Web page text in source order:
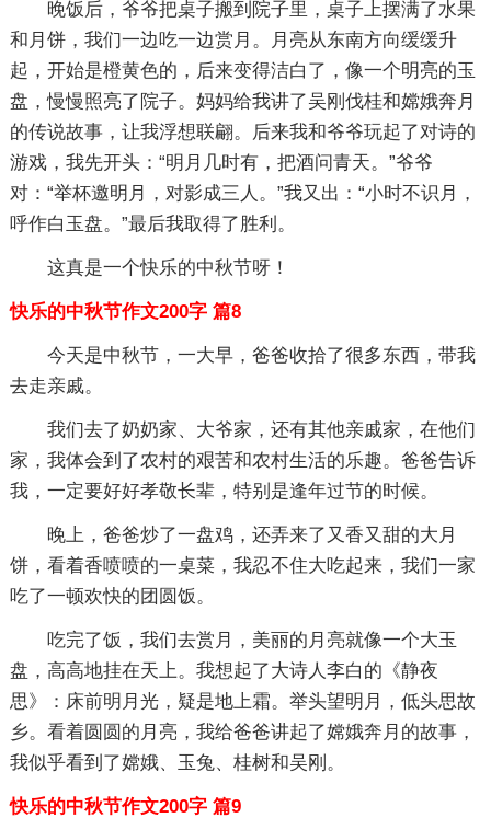
晚饭后，爷爷把桌子搬到院子里，桌子上摆满了水果
和月饼，我们一边吃一边赏月。月亮从东南方向缓缓升
起，开始是橙黄色的，后来变得洁白了，像一个明亮的玉
盘，慢慢照亮了院子。妈妈给我讲了吴刚伐桂和嫦娥奔月
的传说故事，让我浮想联翩。后来我和爷爷玩起了对诗的
游戏，我先开头：“明月几时有，把酒问青天。”爷爷
对：“举杯邀明月，对影成三人。”我又出：“小时不识月，
呼作白玉盘。”最后我取得了胜利。
这真是一个快乐的中秋节呀！
快乐的中秋节作文200字 篇8
今天是中秋节，一大早，爸爸收拾了很多东西，带我
去走亲戚。
我们去了奶奶家、大爷家，还有其他亲戚家，在他们
家，我体会到了农村的艰苦和农村生活的乐趣。爸爸告诉
我，一定要好好孝敬长辈，特别是逢年过节的时候。
晚上，爸爸炒了一盘鸡，还弄来了又香又甜的大月
饼，看着香喷喷的一桌菜，我忍不住大吃起来，我们一家
吃了一顿欢快的团圆饭。
吃完了饭，我们去赏月，美丽的月亮就像一个大玉
盘，高高地挂在天上。我想起了大诗人李白的《静夜
思》：床前明月光，疑是地上霜。举头望明月，低头思故
乡。看着圆圆的月亮，我给爸爸讲起了嫦娥奔月的故事，
我似乎看到了嫦娥、玉兔、桂树和吴刚。
快乐的中秋节作文200字 篇9